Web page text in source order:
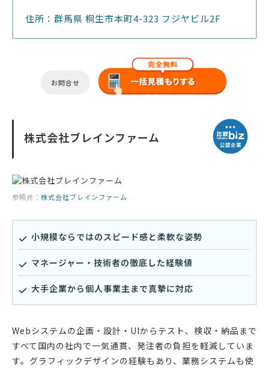
住所：群馬県 桐生市本町4-323 フジヤビル2F
お問合せ
株式会社ブレインファーム
参照元： 株式会社ブレインファーム
小規模ならではのスピード感と柔軟な姿勢
マネージャー・技術者の徹底した経験値
大手企業から個人事業主まで真摯に対応
Webシステムの企画・設計・UIからテスト、検収・納品まで
すべて国内の社内で一気通貫、発注者の負担を軽減していま
す。グラフィックデザインの経験もあり、業務システムも使